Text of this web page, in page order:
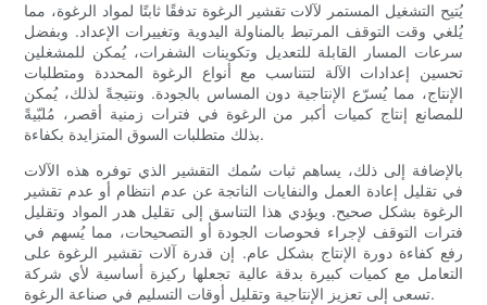
يُتيح التشغيل المستمر لآلات تقشير الرغوة تدفقًا ثابتًا لمواد الرغوة، مما
يُلغي وقت التوقف المرتبط بالمناولة اليدوية وتغييرات الإعداد. وبفضل
سرعات المسار القابلة للتعديل وتكوينات الشفرات، يُمكن للمشغلين
تحسين إعدادات الآلة لتتناسب مع أنواع الرغوة المحددة ومتطلبات
الإنتاج، مما يُسرّع الإنتاجية دون المساس بالجودة. ونتيجةً لذلك، يُمكن
للمصانع إنتاج كميات أكبر من الرغوة في فترات زمنية أقصر، مُلبّيةً
بذلك متطلبات السوق المتزايدة بكفاءة.
بالإضافة إلى ذلك، يساهم ثبات سُمك التقشير الذي توفره هذه الآلات
في تقليل إعادة العمل والنفايات الناتجة عن عدم انتظام أو عدم تقشير
الرغوة بشكل صحيح. ويؤدي هذا التناسق إلى تقليل هدر المواد وتقليل
فترات التوقف لإجراء فحوصات الجودة أو التصحيحات، مما يُسهم في
رفع كفاءة دورة الإنتاج بشكل عام. إن قدرة آلات تقشير الرغوة على
التعامل مع كميات كبيرة بدقة عالية تجعلها ركيزة أساسية لأي شركة
تسعى إلى تعزيز الإنتاجية وتقليل أوقات التسليم في صناعة الرغوة.